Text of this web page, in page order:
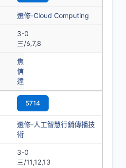
選修-Cloud Computing
3-0
三/6,7,8
焦
信
達
5714
選修-人工智慧行銷傳播技
術
3-0
三/11,12,13